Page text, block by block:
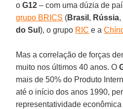
oG12 – com uma dúzia de
grupo BRICS (Brasil , Rússia,
do Sul), o grupo RIC e a
Mas a correlação de forças
muito nos últimos 40 anos. O
mais de 50% do Produto
até o início dos anos 1990,
representatividade